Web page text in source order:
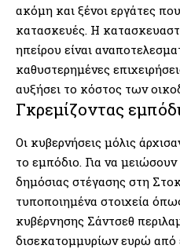
ακόμη και ξένοι εργάτες
κατασκευές. Η
ηπείρου είναι
καθυστερημένες
αυξήσει το κόστος των
Γκρεμίζοντας
Οι κυβερνήσεις μόλις
το εμπόδιο. Για να
δημόσιας στέγασης στη
τυποποιημένα στοιχεία
κυβέρνησης Σάντσεθ
δισεκατομμυρίων ευρώ από